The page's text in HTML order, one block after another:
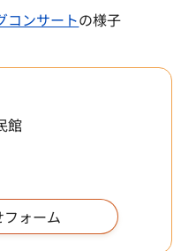
コンサートの様子
館